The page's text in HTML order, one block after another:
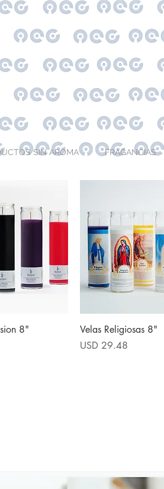
SIN AROMA FRAGANCIAS
8"
Vista rápida
Velas Religiosas 8"
Precio
USD 29.48